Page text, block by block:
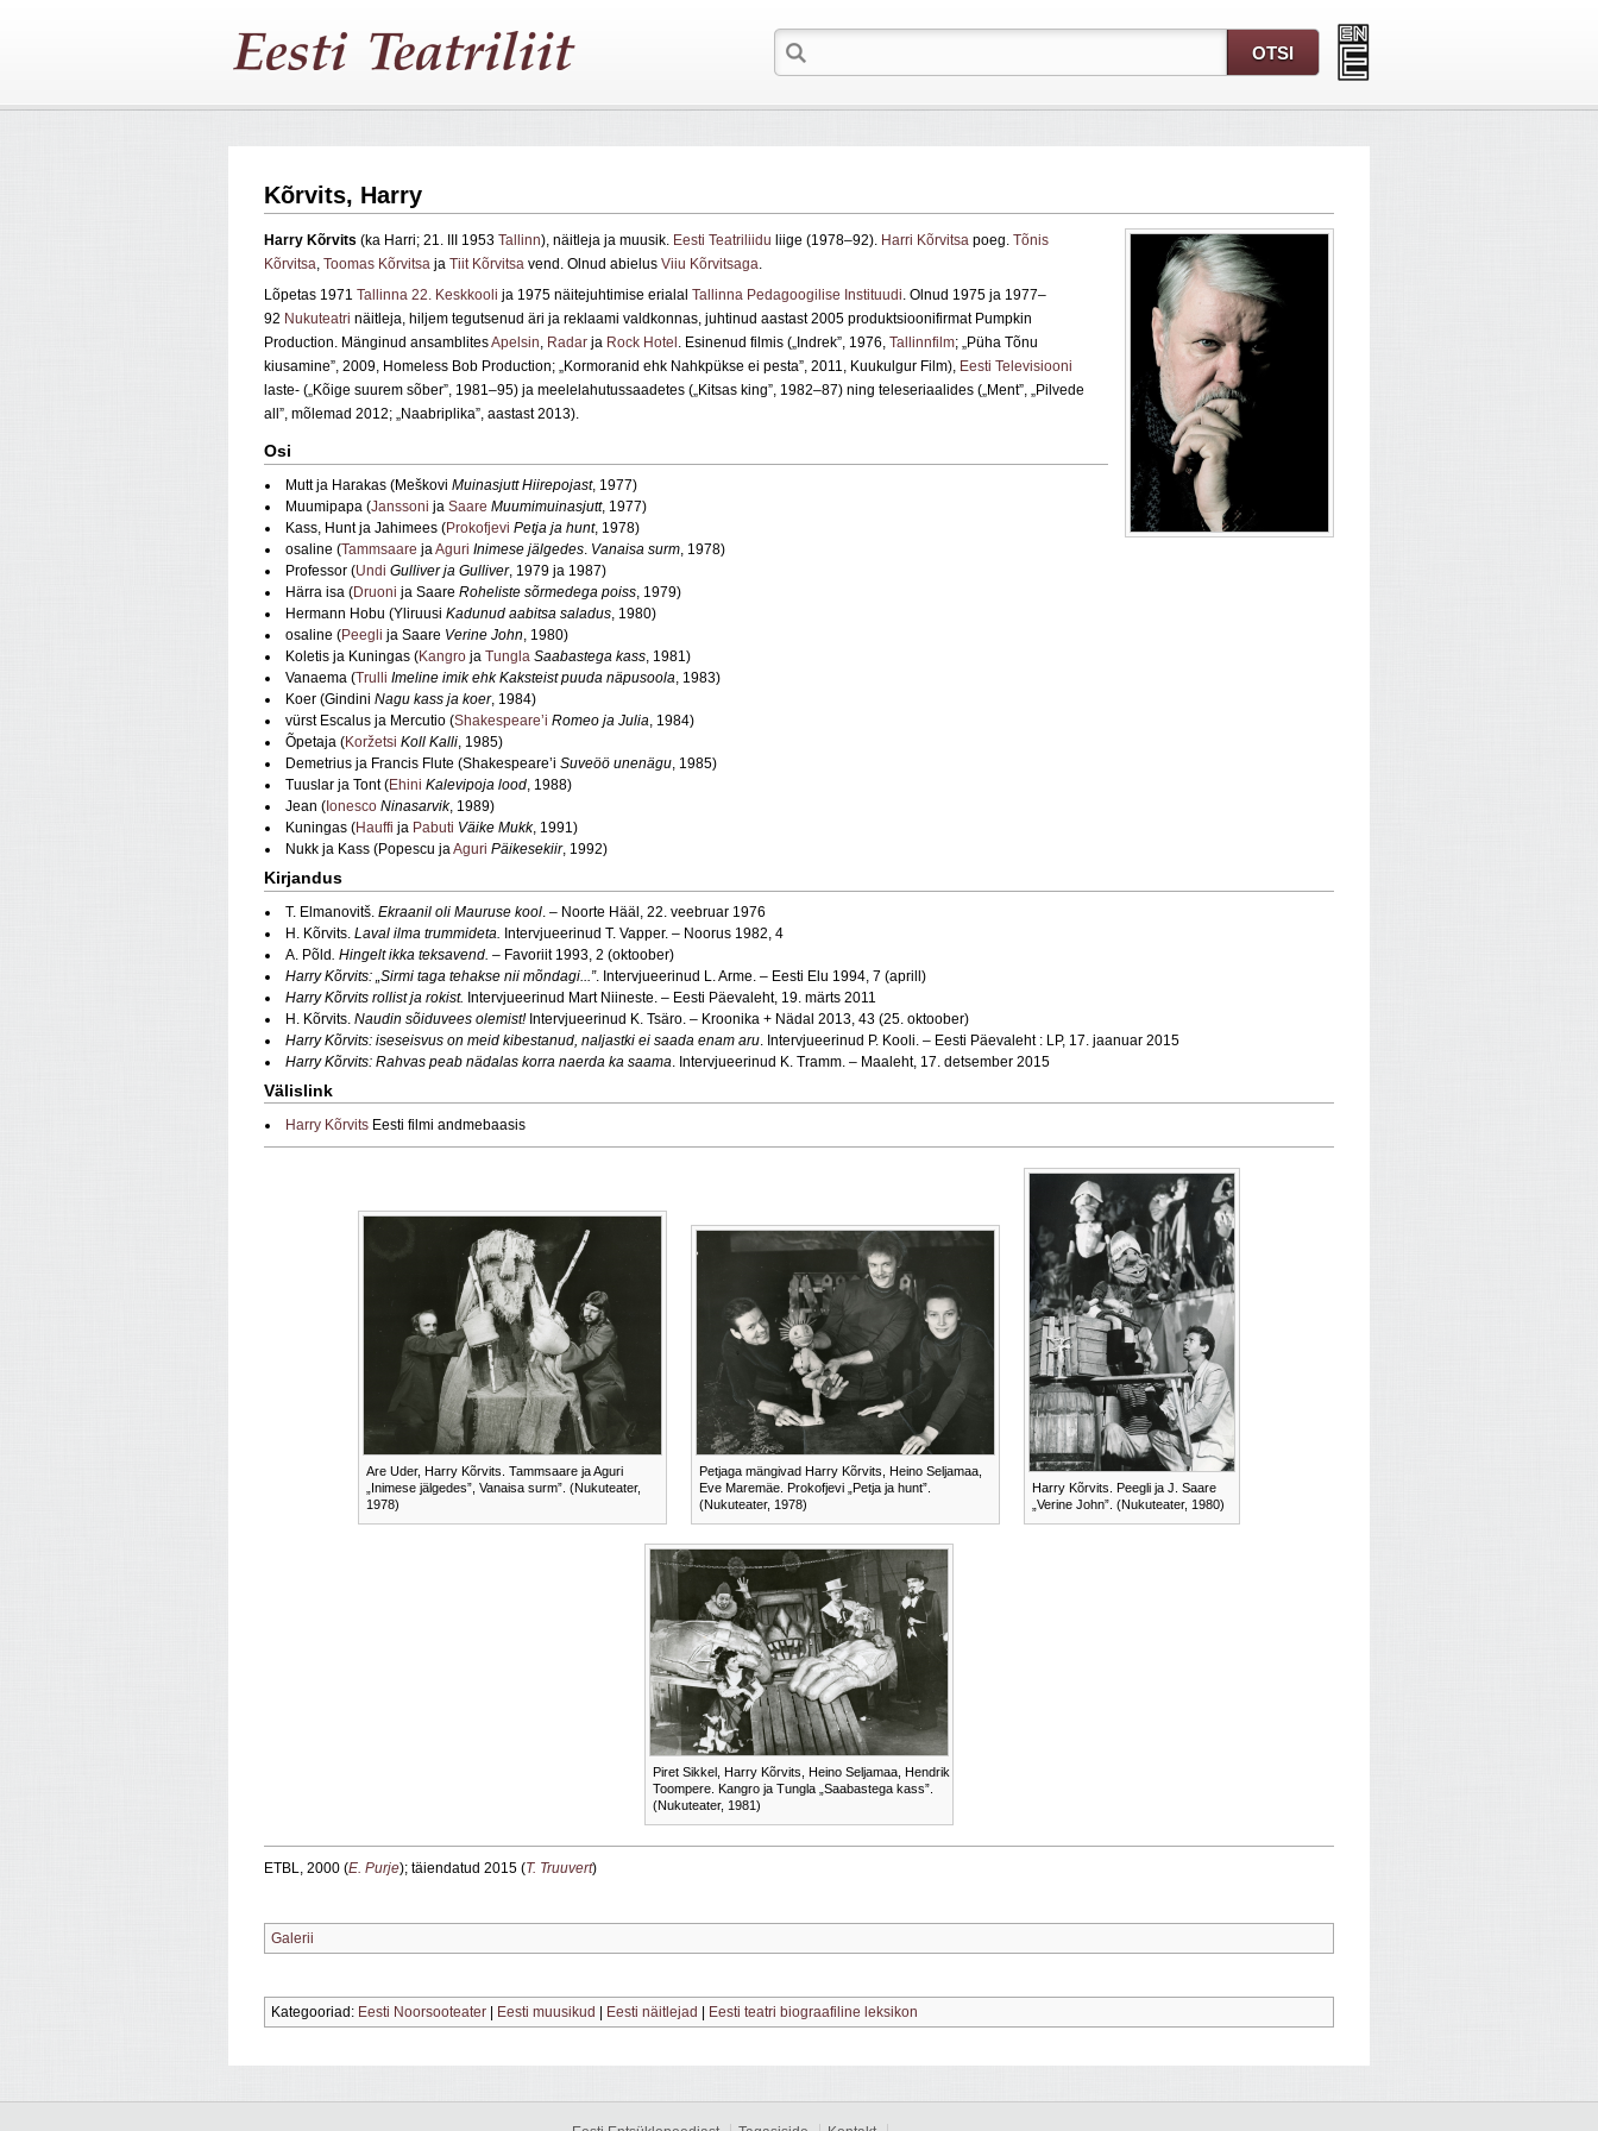
Kõrvits, Harry
Harry Kõrvits (ka Harri; 21. III 1953 Tallinn), näitleja ja muusik. Eesti Teatriliidu liige (1978–92). Harri Kõrvitsa poeg. Tõnis
Kõrvitsa, Toomas Kõrvitsa ja Tiit Kõrvitsa vend. Olnud abielus Viiu Kõrvitsaga.
Lõpetas 1971 Tallinna 22. Keskkooli ja 1975 näitejuhtimise erialal Tallinna Pedagoogilise Instituudi. Olnud 1975 ja 1977–
92 Nukuteatri näitleja, hiljem tegutsenud äri ja reklaami valdkonnas, juhtinud aastast 2005 produktsioonifirmat Pumpkin
Production. Mänginud ansamblitesApelsin, Radar ja Rock Hotel . Esinenud filmis („Indrek”, 1976, Tallinnfilm; „Püha Tõnu
kiusamine”, 2009, Homeless Bob Production; „Kormoranid ehk Nahkpükse ei pesta”, 2011, Kuukulgur Film), Eesti Televisiooni
laste- („Kõige suurem sõber”, 1981–95) ja meelelahutussaadetes („Kitsas king”, 1982–87) ning teleseriaalides („Ment”, „Pilvede
all”, mõlemad 2012; „Naabriplika”, aastast 2013).
Osi
Mutt ja Harakas (Meškovi Muinasjutt Hiirepojast, 1977)
Muumipapa (Janssoni ja Saare Muumimuinasjutt, 1977)
Kass, Hunt ja Jahimees (Prokofjevi Petja ja hunt, 1978)
osaline (Tammsaare jaAguri Inimese jälgedes. Vanaisa surm, 1978)
Professor (Undi Gulliver ja Gulliver, 1979 ja 1987)
Härra isa (Druoni ja Saare Roheliste sõrmedega poiss, 1979)
Hermann Hobu (Yliruusi Kadunud aabitsa saladus, 1980)
osaline (Peegli ja Saare Verine John, 1980)
Koletis ja Kuningas (Kangro ja Tungla Saabastega kass, 1981)
Vanaema (Trulli Imeline imik ehk Kaksteist puuda näpusoola, 1983)
Koer (Gindini Nagu kass ja koer, 1984)
vürst Escalus ja Mercutio (Shakespeare’i Romeo ja Julia, 1984)
Õpetaja (Koržetsi Koll Kalli, 1985)
Demetrius ja Francis Flute (Shakespeare’i Suveöö unenägu, 1985)
Tuuslar ja Tont (Ehini Kalevipoja lood, 1988)
Jean ( Ionesco Ninasarvik, 1989)
Kuningas (Hauffi ja Pabuti Väike Mukk, 1991)
Nukk ja Kass (Popescu jaAguri Päikesekiir, 1992)
Kirjandus
T. Elmanovitš. Ekraanil oli Mauruse kool. – Noorte Hääl, 22. veebruar 1976
H. Kõrvits. Laval ilma trummideta. Intervjueerinud T. Vapper. – Noorus 1982, 4
A. Põld. Hingelt ikka teksavend. – Favoriit 1993, 2 (oktoober)
Harry Kõrvits: „Sirmi taga tehakse nii mõndagi...”. Intervjueerinud L. Arme. – Eesti Elu 1994, 7 (aprill)
Harry Kõrvits rollist ja rokist. Intervjueerinud Mart Niineste. – Eesti Päevaleht, 19. märts 2011
H. Kõrvits. Naudin sõiduvees olemist!Intervjueerinud K. Tsäro. – Kroonika + Nädal 2013, 43 (25. oktoober)
Harry Kõrvits: iseseisvus on meid kibestanud, naljastki ei saada enam aru. Intervjueerinud P. Kooli. – Eesti Päevaleht : LP, 17. jaanuar 2015
Harry Kõrvits: Rahvas peab nädalas korra naerda ka saama. Intervjueerinud K. Tramm. – Maaleht, 17. detsember 2015
Välislink
Harry Kõrvits Eesti filmi andmebaasis
Are Uder, Harry Kõrvits. Tammsaare ja Aguri
„Inimese jälgedes”, Vanaisa surm”. (Nukuteater,
1978)
Petjaga mängivad Harry Kõrvits, Heino Seljamaa,
Eve Maremäe. Prokofjevi „Petja ja hunt”.
(Nukuteater, 1978)
Harry Kõrvits. Peegli ja J. Saare
„Verine John”. (Nukuteater, 1980)
Piret Sikkel, Harry Kõrvits, Heino Seljamaa, Hendrik
Toompere. Kangro ja Tungla „Saabastega kass”.
(Nukuteater, 1981)
ETBL, 2000 (E. Purje); täiendatud 2015 (T. Truuvert)
Galerii
Kategooriad: Eesti Noorsooteater Eesti muusikud Eesti näitlejad Eesti teatri biograafiline leksikon